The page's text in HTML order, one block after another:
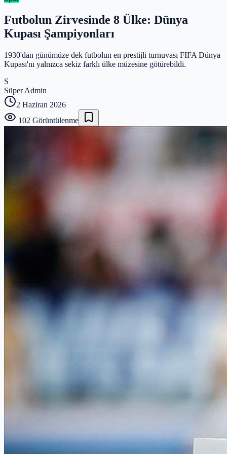
Futbolun Zirvesinde 8 Ülke: Dünya
Kupası Şampiyonları
1930'dan günümüze dek futbolun en prestijli turnuvası FIFA Dünya
Kupası'nı yalnızca sekiz farklı ülke müzesine götürebildi.
S
Süper Admin
2 Haziran 2026
102 Görüntülenme